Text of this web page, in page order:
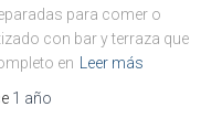
para comer o
con bar y terraza que
en Leer más
1 año